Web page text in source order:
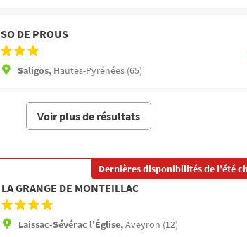
SO DE PROUS
Saligos, Hautes-Pyrénées (65)
Voir plus de résultats
Dernières disponibilités de l’été
LA GRANGE DE MONTEILLAC
Laissac-Sévérac l'Église,Aveyron (12)